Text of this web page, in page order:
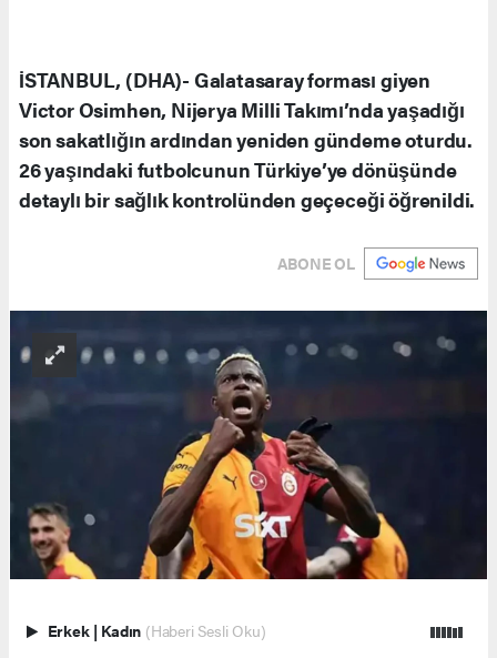
İSTANBUL, (DHA)- Galatasaray forması giyen
Victor Osimhen, Nijerya Milli Takımı’nda yaşadığı
son sakatlığın ardından yeniden gündeme oturdu.
26 yaşındaki futbolcunun Türkiye’ye dönüşünde
detaylı bir sağlık kontrolünden geçeceği öğrenildi.
ABONE OL
Erkek | Kadın (Haberi Sesli Oku)